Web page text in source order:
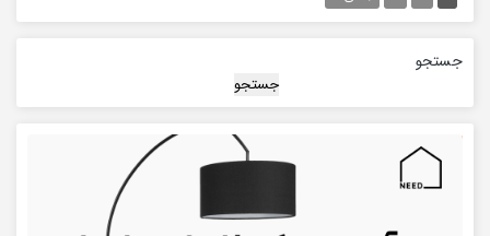
جستجو
جستجو